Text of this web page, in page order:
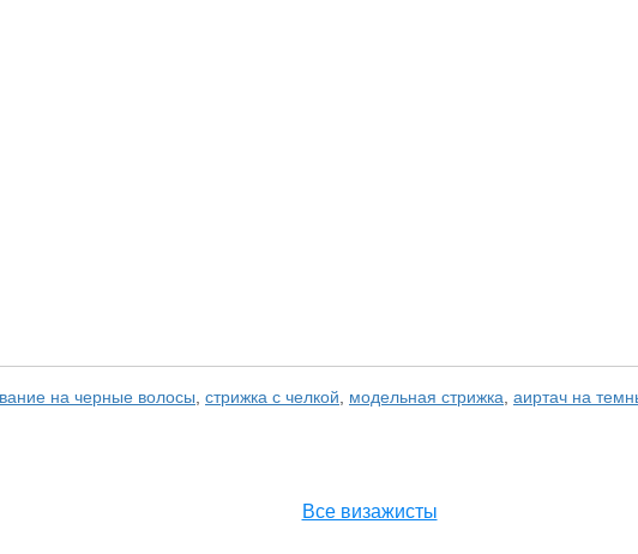
на черные волосы стрижка с челкой модельная стрижка аиртач на
Все визажисты